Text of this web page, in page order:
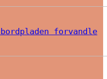
forvandle